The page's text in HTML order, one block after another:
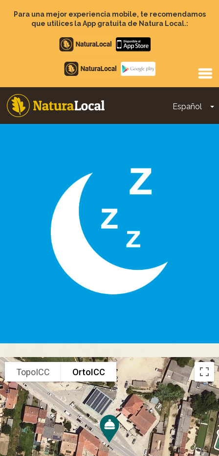
contenido
Para una mejor experiencia mobile, te recomendamos
que utilices la App gratuita de Natura Local.:
Apple
store
Google
Play
Español
Main
TopoICC OrtoICC